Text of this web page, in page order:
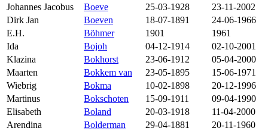
Johannes Jacobus
Boeve 25-03-1928
23-11-2002
Dirk Jan
Boeven 18-07-1891
24-06-1966
E.H.
Böhmer 1901
1961
Ida
Bojoh 04-12-1914
02-10-2001
Klazina
Bokhorst 23-06-1912
05-04-2000
Maarten
Bokkem van 23-05-1895
15-06-1971
Wiebrig
Bokma 10-02-1898
20-12-1996
Martinus
Bokschoten 15-09-1911
09-04-1990
Elisabeth
Boland 20-03-1918
11-04-2000
Arendina
Bolderman 29-04-1881
20-11-1960